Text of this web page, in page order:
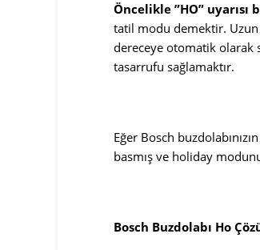
Öncelikle ”HO”
tatil modu demektir. Uzun
dereceye otomatik
tasarrufu sağlamaktır.
Eğer Bosch
basmış ve holiday
Bosch Buzdolabı Ho